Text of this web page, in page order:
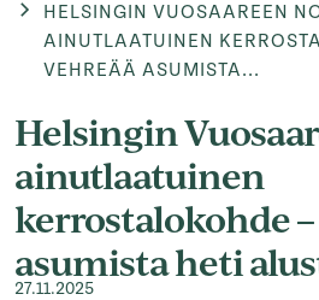
HELSINGIN VUOSAAREEN
AINUTLAATUINEN
VEHREÄÄ ASUMISTA...
Helsingin
ainutlaatuinen
kerrostalokohde
asumista heti
27.11.2025